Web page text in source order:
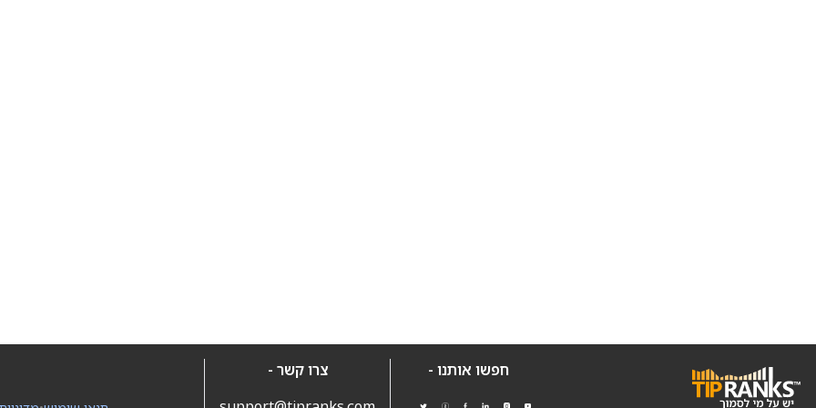
חפשו אותנו -
צרו קשר -